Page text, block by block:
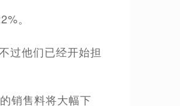
。
过他们已经开始担
销售料将大幅下